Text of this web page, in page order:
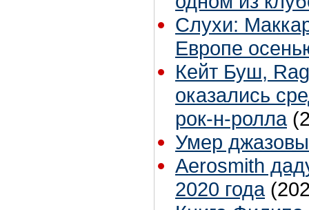
Слухи:
Европе
Кейт Буш,
оказались
рок-н-ролла
Умер
Aerosmith
2020 года